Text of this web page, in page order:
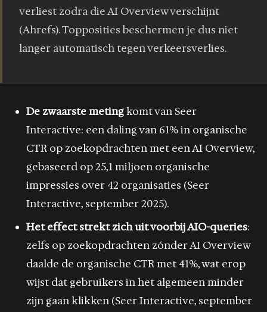
verliest zodra die AI Overview verschijnt
(Ahrefs). Topposities beschermen je dus niet
langer automatisch tegen verkeersverlies.
De zwaarste metingkomt van Seer
Interactive: een daling van 61% in organische
CTR op zoekopdrachten met een AI Overview,
gebaseerd op 25,1 miljoen organische
impressies over 42 organisaties (Seer
Interactive, september 2025).
Het effect strekt zich uit voorbij AIO-queries:
zelfs op zoekopdrachten zónder AI Overview
daalde de organische CTR met 41%, wat erop
wijst dat gebruikers in het algemeen minder
zijn gaan klikken (Seer Interactive, september